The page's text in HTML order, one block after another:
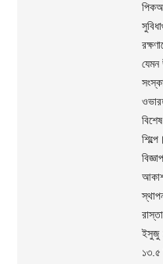
যেমন
শিল্পে।
ইসুজু
১৩.৫